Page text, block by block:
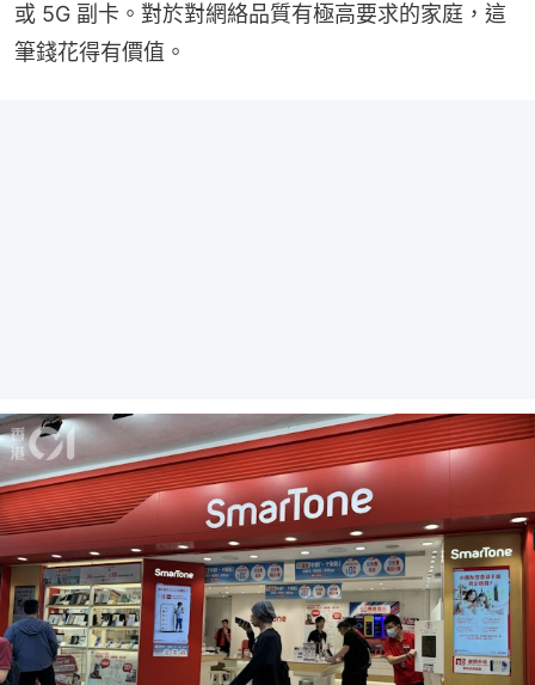
或 5G 副卡。對於對網絡品質有極高要求的家庭，這
筆錢花得有價值。